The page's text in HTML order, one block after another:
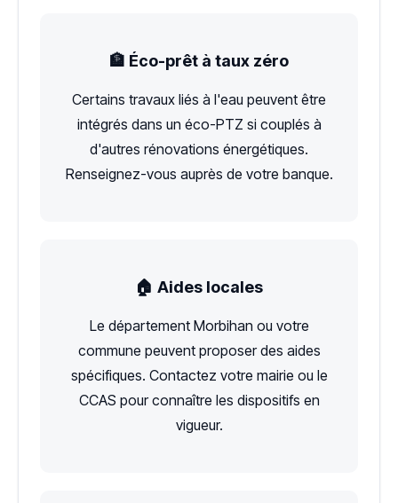
🏦 Éco-prêt à taux zéro
Certains travaux liés à l'eau peuvent être
intégrés dans un éco-PTZ si couplés à
d'autres rénovations énergétiques.
Renseignez-vous auprès de votre banque.
🏠 Aides locales
Le département Morbihan ou votre
commune peuvent proposer des aides
spécifiques. Contactez votre mairie ou le
CCAS pour connaître les dispositifs en
vigueur.